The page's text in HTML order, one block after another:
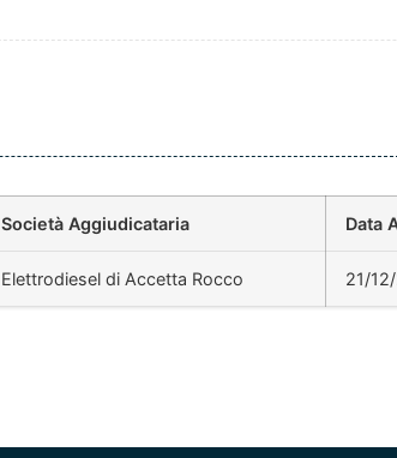
Società Aggiudicataria Data
Elettrodiesel di Accetta Rocco 21/